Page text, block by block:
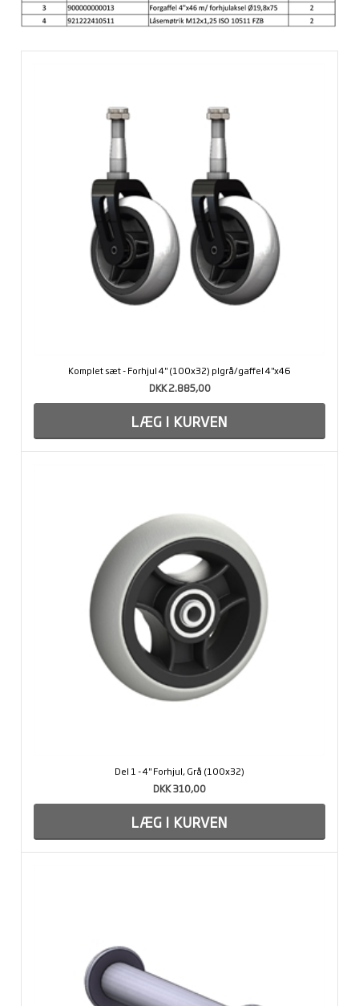
Komplet sæt - Forhjul 4" (100x32) plgrå/gaffel 4"x46
DKK 2.885,00
Del 1 - 4" Forhjul, Grå (100x32)
DKK 310,00